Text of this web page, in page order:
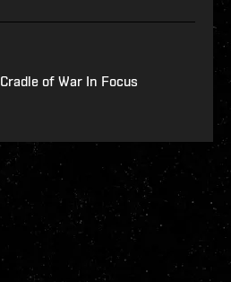
Cradle of War In Focus